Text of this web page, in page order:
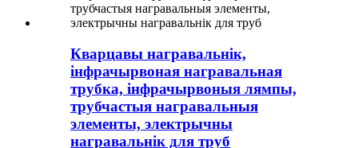
Кварцавы награвальнік,
інфрачырвоная награвальная
трубка, інфрачырвоныя лямпы,
трубчастыя награвальныя
элементы, электрычны
награвальнік для труб